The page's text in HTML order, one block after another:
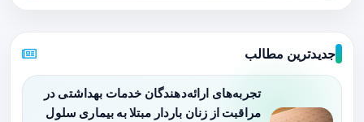
جدیدترین مطالب
تجربه‌های ارائه‌دهندگان خدمات بهداشتی در
مراقبت از زنان باردار مبتلا به بیماری سلول